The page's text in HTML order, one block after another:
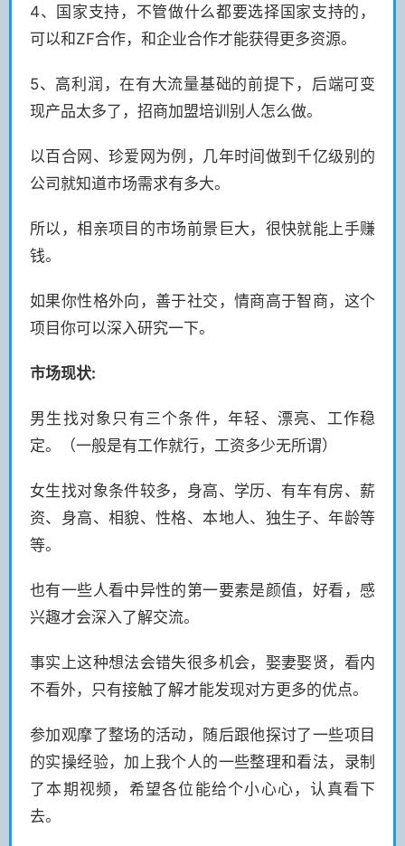
4、国家支持，不管做什么都要选择国家支持的，
可以和ZF合作，和企业合作才能获得更多资源。
5、高利润，在有大流量基础的前提下，后端可变
现产品太多了，招商加盟培训别人怎么做。
以百合网、珍爱网为例，几年时间做到千亿级别的
公司就知道市场需求有多大。
所以，相亲项目的市场前景巨大，很快就能上手赚
钱。
如果你性格外向，善于社交，情商高于智商，这个
项目你可以深入研究一下。
市场现状:
男生找对象只有三个条件，年轻、漂亮、工作稳
定。（一般是有工作就行，工资多少无所谓）
女生找对象条件较多，身高、学历、有车有房、薪
资、身高、相貌、性格、本地人、独生子、年龄等
等。
也有一些人看中异性的第一要素是颜值，好看，感
兴趣才会深入了解交流。
事实上这种想法会错失很多机会，娶妻娶贤，看内
不看外，只有接触了解才能发现对方更多的优点。
参加观摩了整场的活动，随后跟他探讨了一些项目
的实操经验，加上我个人的一些整理和看法，录制
了本期视频，希望各位能给个小心心，认真看下
去。